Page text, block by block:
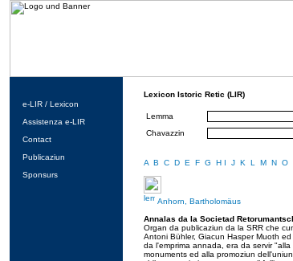
e-LIR / Lexicon
Assistenza e-LIR
Contact
Publicaziun
Sponsurs
Lexicon Istoric Retic (LIR)
Lemma
Chavazzin
A B C D E F G H I J K L M N O
Anhorn, Bartholomäus
Annalas da la Societad
Organ da publicaziun da la SRR che
Antoni Bühler, Giacun Hasper Muoth
da l'emprima annada, era da servir
monuments ed alla promoziun